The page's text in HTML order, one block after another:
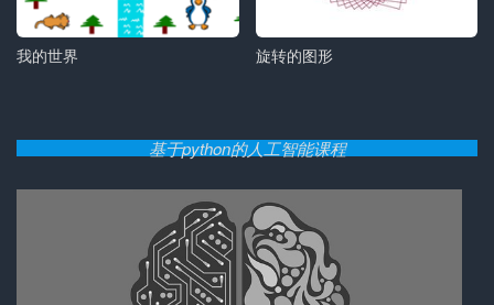
我的世界 旋转的图形
基于python的人工智能课程